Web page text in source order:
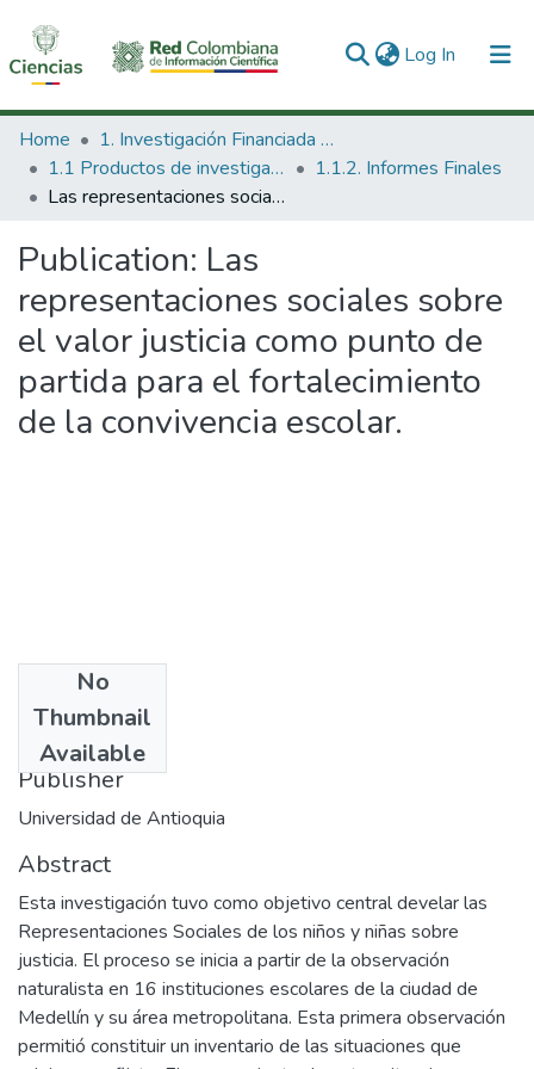
Log In (current)
Communities & Collections
All of DSpace
Home
1. Investigación Financiada con Recursos Públicos
1.1 Productos de investigación
1.1.2. Informes Finales
Las representaciones sociales sobre el valor justicia como punto de partida para el fortalecimiento de la convivencia escolar.
Publication: Las
representaciones sociales sobre
el valor justicia como punto de
partida para el fortalecimiento
de la convivencia escolar.
No
Thumbnail
Available
2002-08
Publisher
Universidad de Antioquia
Abstract
Esta investigación tuvo como objetivo central develar las
Representaciones Sociales de los niños y niñas sobre
justicia. El proceso se inicia a partir de la observación
naturalista en 16 instituciones escolares de la ciudad de
Medellín y su área metropolitana. Esta primera observación
permitió constituir un inventario de las situaciones que